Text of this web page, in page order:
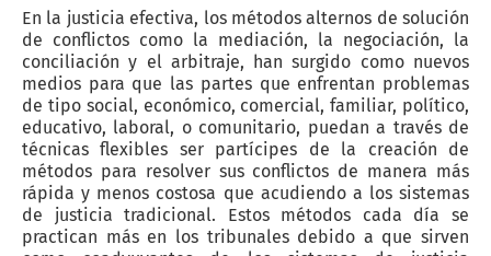
En la justicia efectiva, los métodos alternos de solución
de conflictos como la mediación, la negociación, la
conciliación y el arbitraje, han surgido como nuevos
medios para que las partes que enfrentan problemas
de tipo social, económico, comercial, familiar, político,
educativo, laboral, o comunitario, puedan a través de
técnicas flexibles ser partícipes de la creación de
métodos para resolver sus conflictos de manera más
rápida y menos costosa que acudiendo a los sistemas
de justicia tradicional. Estos métodos cada día se
practican más en los tribunales debido a que sirven